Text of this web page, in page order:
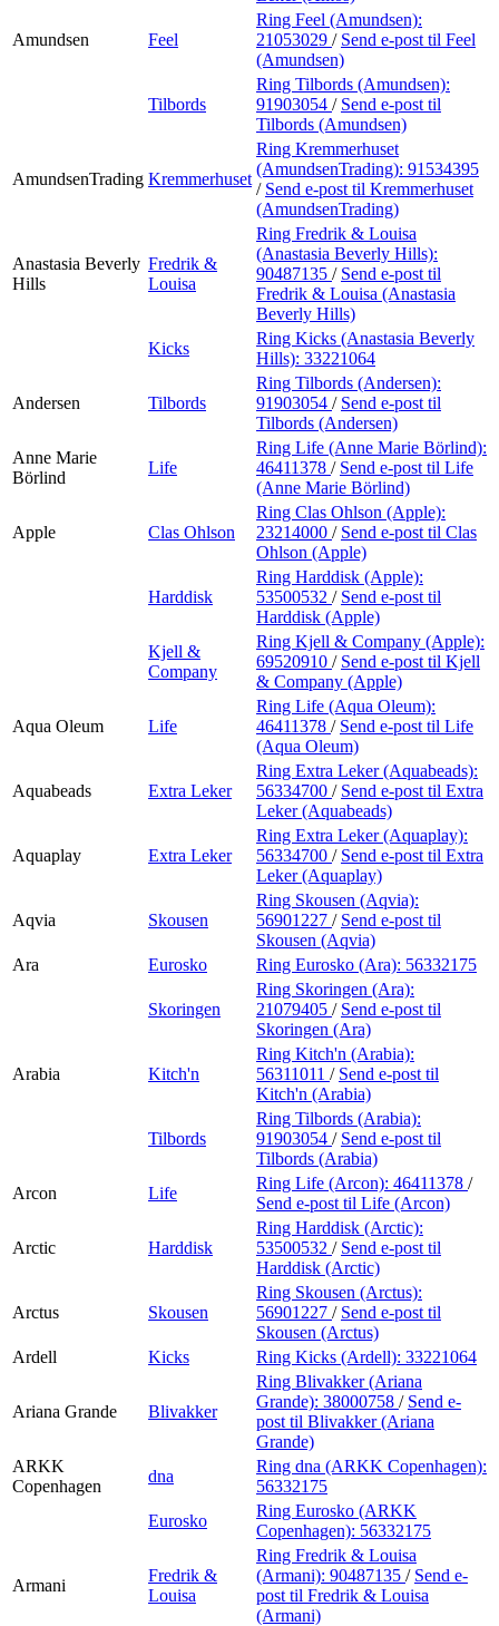
Amundsen Feel
Ring Feel (Amundsen):
21053029 / Send e-post til Feel
(Amundsen)
Tilbords
Ring Tilbords (Amundsen):
91903054 / Send e-post til
Tilbords (Amundsen)
AmundsenTrading Kremmerhuset
Ring Kremmerhuset
(AmundsenTrading): 91534395
/ Send e-post til Kremmerhuset
(AmundsenTrading)
Anastasia Beverly
Hills
Fredrik &
Louisa
Ring Fredrik & Louisa
(Anastasia Beverly Hills):
90487135 / Send e-post til
Fredrik & Louisa (Anastasia
Beverly Hills)
Kicks
Ring Kicks (Anastasia Beverly
Hills): 33221064
Andersen Tilbords
Ring Tilbords (Andersen):
91903054 / Send e-post til
Tilbords (Andersen)
Anne Marie
Börlind
Life
Ring Life (Anne Marie Börlind):
46411378 / Send e-post til Life
(Anne Marie Börlind)
Apple Clas Ohlson
Ring Clas Ohlson (Apple):
23214000 / Send e-post til Clas
Ohlson (Apple)
Harddisk
Ring Harddisk (Apple):
53500532 / Send e-post til
Harddisk (Apple)
Kjell &
Company
Ring Kjell & Company (Apple):
69520910 / Send e-post til Kjell
& Company (Apple)
Aqua Oleum Life
Ring Life (Aqua Oleum):
46411378 / Send e-post til Life
(Aqua Oleum)
Aquabeads Extra Leker
Ring Extra Leker (Aquabeads):
56334700 / Send e-post til Extra
Leker (Aquabeads)
Aquaplay Extra Leker
Ring Extra Leker (Aquaplay):
56334700 / Send e-post til Extra
Leker (Aquaplay)
Aqvia Skousen
Ring Skousen (Aqvia):
56901227 / Send e-post til
Skousen (Aqvia)
Ara
Eurosko Ring Eurosko (Ara): 56332175
Skoringen
Ring Skoringen (Ara):
21079405 / Send e-post til
Skoringen (Ara)
Arabia Kitch'n
Ring Kitch'n (Arabia):
56311011 / Send e-post til
Kitch'n (Arabia)
Tilbords
Ring Tilbords (Arabia):
91903054 / Send e-post til
Tilbords (Arabia)
Arcon
Life
Ring Life (Arcon): 46411378 /
Send e-post til Life (Arcon)
Arctic Harddisk
Ring Harddisk (Arctic):
53500532 / Send e-post til
Harddisk (Arctic)
Arctus Skousen
Ring Skousen (Arctus):
56901227 / Send e-post til
Skousen (Arctus)
Ardell
Kicks Ring Kicks (Ardell): 33221064
Ariana Grande Blivakker
Ring Blivakker (Ariana
Grande): 38000758 / Send e-
post til Blivakker (Ariana
Grande)
ARKK
Copenhagen
dna
Ring dna (ARKK Copenhagen):
56332175
Eurosko
Ring Eurosko (ARKK
Copenhagen): 56332175
Armani
Fredrik &
Louisa
Ring Fredrik & Louisa
(Armani): 90487135 / Send e-
post til Fredrik & Louisa
(Armani)